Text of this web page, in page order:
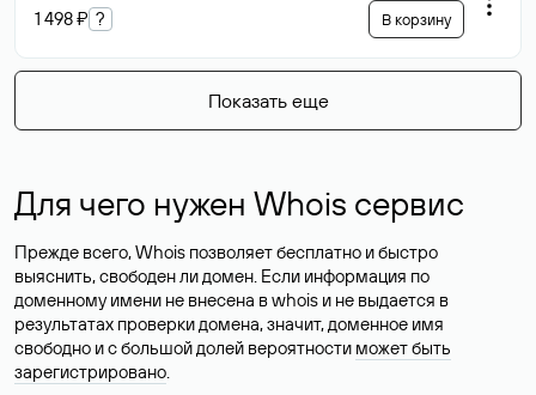
1 498 ₽ ? В корзину
Показать еще
Для чего нужен Whois сервис
Прежде всего, Whois позволяет бесплатно и быстро
выяснить, свободен ли домен. Если информация по
доменному имени не внесена в whois и не выдается в
результатах проверки домена, значит, доменное имя
свободно и с большой долей вероятности может быть
зарегистрировано.